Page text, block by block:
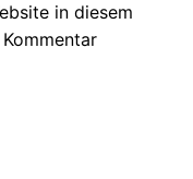
in diesem